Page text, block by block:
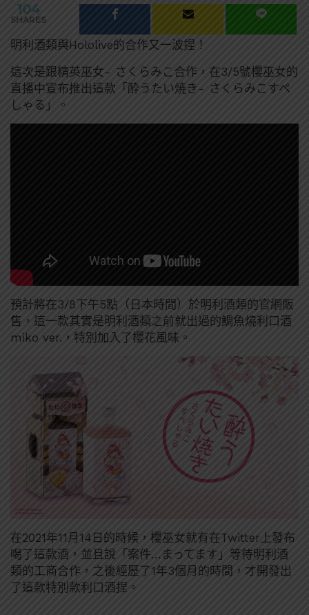
104
SHARES
明利酒類與Hololive的合作又一波捏！
這次是跟精英巫女- さくらみこ合作，在3/5號櫻巫女的
直播中宣布推出這款「酔うたい焼き- さくらみこすぺ
しゃる」。
預計將在3/8下午5點（日本時間）於明利酒類的官網販
售，這一款其實是明利酒類之前就出過的鯛魚燒利口酒
miko ver.，特別加入了櫻花風味。
在2021年11月14日的時候，櫻巫女就有在Twitter上發布
喝了這款酒，並且說「案件…まってます」等待明利酒
類的工商合作，之後經歷了1年3個月的時間，才開發出
了這款特別款利口酒捏。